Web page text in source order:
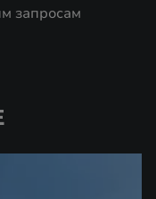
запросам